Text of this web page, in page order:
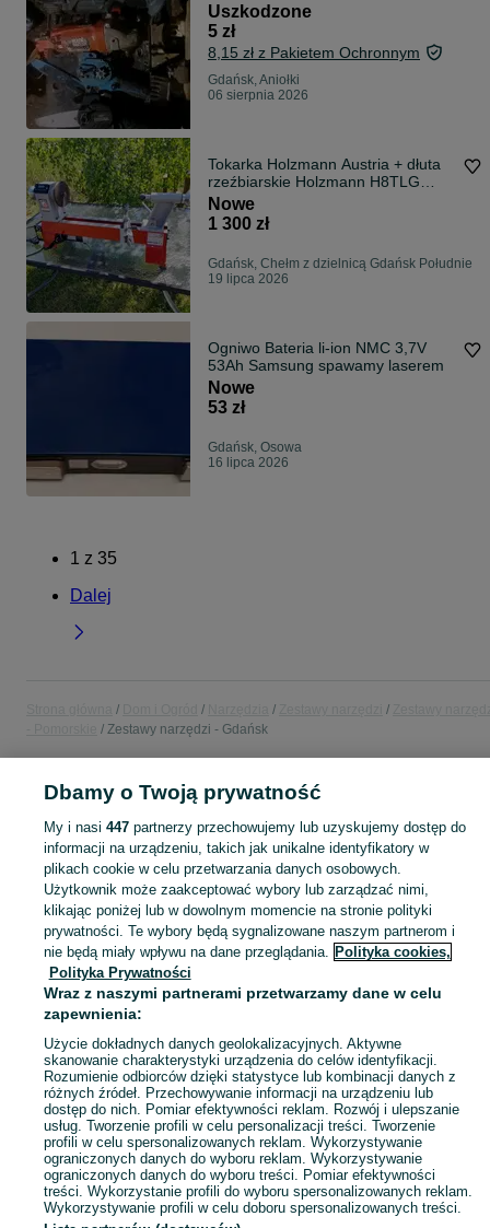
Uszkodzone
5 zł
8,15 zł z Pakietem Ochronnym
Gdańsk, Aniołki
06 sierpnia 2026
Tokarka Holzmann Austria + dłuta
rzeźbiarskie Holzmann H8TLG
zestaw 8 szt
Nowe
1 300 zł
Gdańsk, Chełm z dzielnicą Gdańsk Południe
19 lipca 2026
Ogniwo Bateria li-ion NMC 3,7V
53Ah Samsung spawamy laserem
Nowe
53 zł
Gdańsk, Osowa
16 lipca 2026
1 z 35
Dalej
Zestawy narzędzi - Gdańsk
POLSKA » POMORSKIE » GDAŃSK
KATEGORIA
Zobacz
Mapa kategorii
Mapa miejscowości
Mapa ministron
Popularne wyszukiwania
Dbamy o Twoją prywatność
My i nasi 447partnerzy przechowujemy lub uzyskujemy dostęp do
informacji na urządzeniu, takich jak unikalne identyfikatory w
plikach cookie w celu przetwarzania danych osobowych.
Użytkownik może zaakceptować wybory lub zarządzać nimi,
klikając poniżej lub w dowolnym momencie na stronie polityki
prywatności. Te wybory będą sygnalizowane naszym partnerom i
nie będą miały wpływu na dane przeglądania. Polityka cookies,
Polityka Prywatności
Wraz z naszymi partnerami przetwarzamy dane w celu
zapewnienia:
Użycie dokładnych danych geolokalizacyjnych. Aktywne
skanowanie charakterystyki urządzenia do celów identyfikacji.
Rozumienie odbiorców dzięki statystyce lub kombinacji danych z
różnych źródeł. Przechowywanie informacji na urządzeniu lub
dostęp do nich. Pomiar efektywności reklam. Rozwój i ulepszanie
usług. Tworzenie profili w celu personalizacji treści. Tworzenie
profili w celu spersonalizowanych reklam. Wykorzystywanie
ograniczonych danych do wyboru reklam. Wykorzystywanie
ograniczonych danych do wyboru treści. Pomiar efektywności
treści. Wykorzystanie profili do wyboru spersonalizowanych reklam.
Wykorzystywanie profili w celu doboru spersonalizowanych treści.